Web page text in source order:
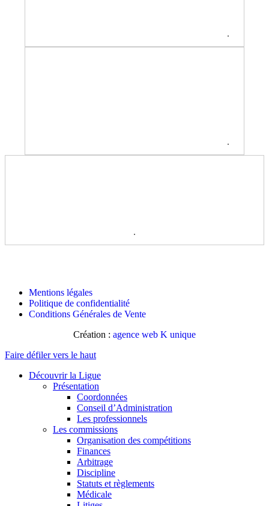
.
.
.
Mentions légales
Politique de confidentialité
Conditions Générales de Vente
Création : agence web K unique
Faire défiler vers le haut
Découvrir la Ligue
Présentation
Coordonnées
Conseil d’Administration
Les professionnels
Les commissions
Organisation des compétitions
Finances
Arbitrage
Discipline
Statuts et règlements
Médicale